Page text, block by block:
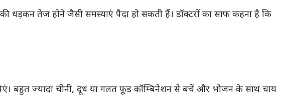
धड़कन तेज होने जैसी समस्याएं पैदा हो सकती हैं। डॉक्टरों का साफ कहना है कि
बहुत ज्यादा चीनी, दूध या गलत फूड कॉम्बिनेशन से बचें और भोजन के साथ चाय